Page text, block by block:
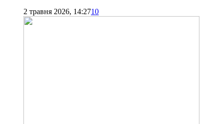
2 травня 2026, 14:2710